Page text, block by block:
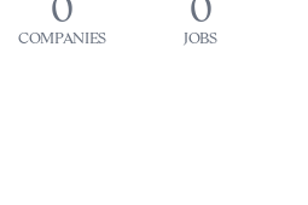
0
COMPANIES
0
JOBS